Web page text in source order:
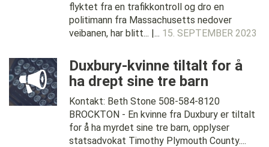
flyktet fra en trafikkontroll og dro en
politimann fra Massachusetts nedover
veibanen, har blitt... |... 15. SEPTEMBER 2023
Duxbury-kvinne tiltalt for å
ha drept sine tre barn
Kontakt: Beth Stone 508-584-8120
BROCKTON - En kvinne fra Duxbury er tiltalt
for å ha myrdet sine tre barn, opplyser
statsadvokat Timothy Plymouth County....